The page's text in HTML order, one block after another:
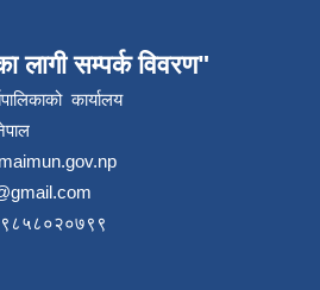
लागी सम्पर्क विवरण"
कार्यालय